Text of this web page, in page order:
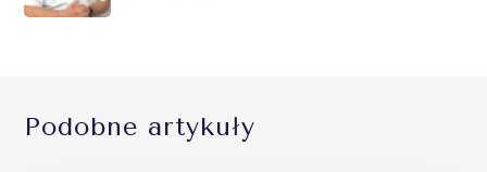
Podobne artykuły